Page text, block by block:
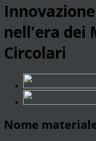
nell'era dei
Circolari
Nome